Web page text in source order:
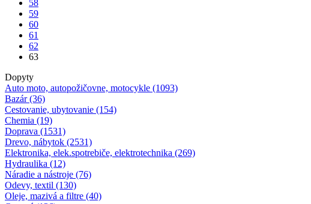
58
59
60
61
62
63
Dopyty
Auto moto, autopožičovne, motocykle (1093)
Bazár (36)
Cestovanie, ubytovanie (154)
Chemia (19)
Doprava (1531)
Drevo, nábytok (2531)
Elektronika, elek.spotrebiče, elektrotechnika (269)
Hydraulika (12)
Náradie a nástroje (76)
Odevy, textil (130)
Oleje, mazivá a filtre (40)